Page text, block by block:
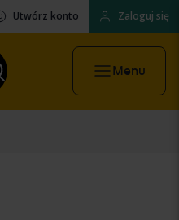
Utwórz konto Zaloguj się
Menu